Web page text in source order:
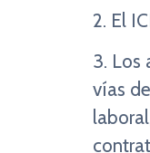
2. El
3. Los
vías